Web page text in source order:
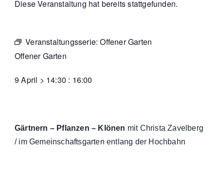
Diese Veranstaltung hat bereits stattgefunden.
Veranstaltungsserie:Offener Garten
Offener Garten
9 April > 14:30 : 16:00
Gärtnern – Pflanzen – Klönen mit Christa Zavelberg
/ im Gemeinschaftsgarten entlang der Hochbahn